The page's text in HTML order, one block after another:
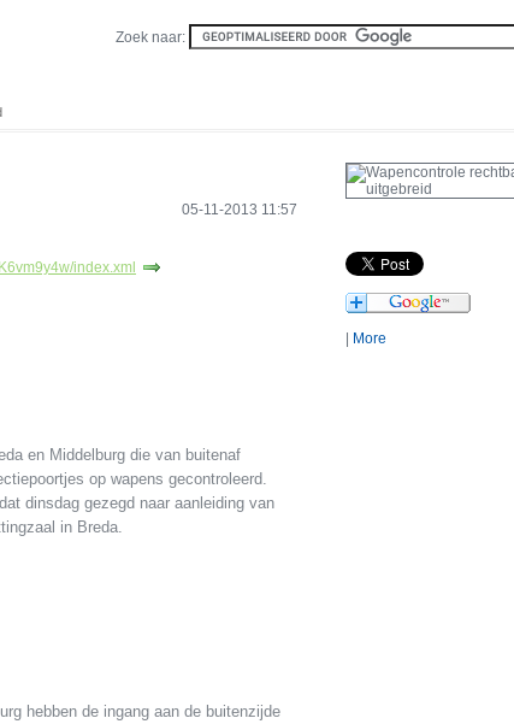
Zoek naar:
05-11-2013 11:57
index.xml
en Middelburg die van buitenaf
op wapens gecontroleerd.
dinsdag gezegd naar aanleiding van
in Breda.
hebben de ingang aan de buitenzijde
More